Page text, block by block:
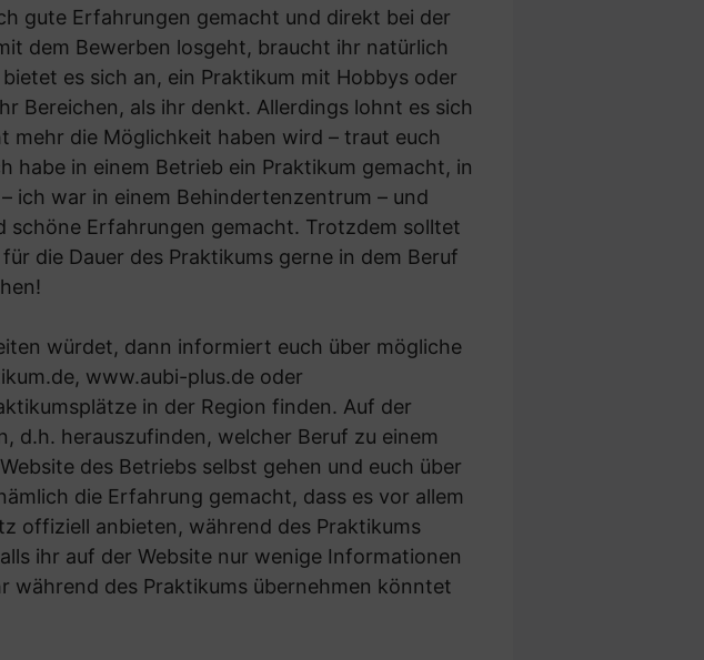
gute Erfahrungen gemacht und direkt bei der
dem Bewerben losgeht, braucht ihr natürlich
es sich an, ein Praktikum mit Hobbys oder
Bereichen, als ihr denkt. Allerdings lohnt es sich
mehr die Möglichkeit haben wird – traut euch
habe in einem Betrieb ein Praktikum gemacht, in
ich war in einem Behindertenzentrum – und
schöne Erfahrungen gemacht. Trotzdem solltet
die Dauer des Praktikums gerne in dem Beruf
würdet, dann informiert euch über mögliche
, www.aubi-plus.de oder
in der Region finden. Auf der
d.h. herauszufinden, welcher Beruf zu einem
des Betriebs selbst gehen und euch über
die Erfahrung gemacht, dass es vor allem
offiziell anbieten, während des Praktikums
ihr auf der Website nur wenige Informationen
des Praktikums übernehmen könntet